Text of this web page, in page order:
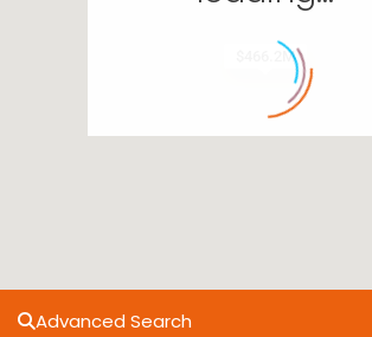
$466.2M
Advanced Search